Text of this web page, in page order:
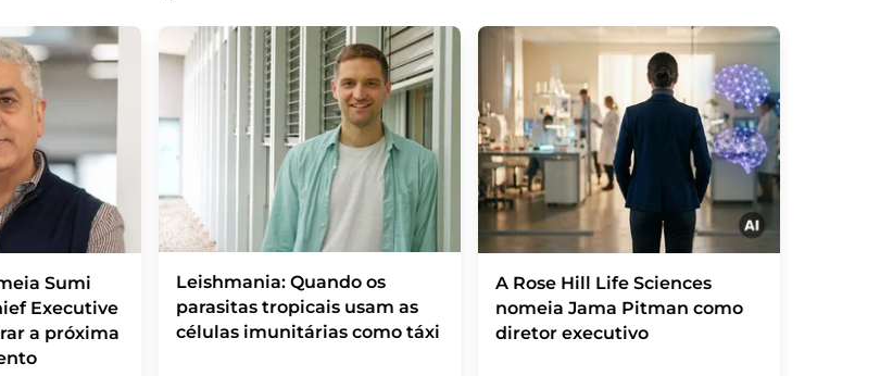
Sumi
Executive
a próxima
Leishmania: Quando os
parasitas tropicais usam as
células imunitárias como táxi
A Rose Hill Life Sciences
nomeia Jama Pitman como
diretor executivo